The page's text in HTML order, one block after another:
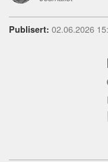
Publisert: 02.06.2026